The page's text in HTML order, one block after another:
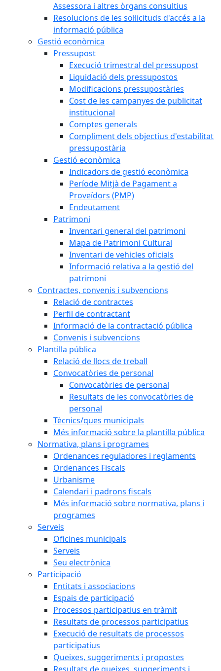
Assessora i altres òrgans consultius
Resolucions de les sol·licituds d'accés a la
informació pública
Gestió econòmica
Pressupost
Execució trimestral del pressupost
Liquidació dels pressupostos
Modificacions pressupostàries
Cost de les campanyes de publicitat
institucional
Comptes generals
Compliment dels objectius d'estabilitat
pressupostària
Gestió econòmica
Indicadors de gestió econòmica
Període Mitjà de Pagament a
Proveïdors (PMP)
Endeutament
Patrimoni
Inventari general del patrimoni
Mapa de Patrimoni Cultural
Inventari de vehicles oficials
Informació relativa a la gestió del
patrimoni
Contractes, convenis i subvencions
Relació de contractes
Perfil de contractant
Informació de la contractació pública
Convenis i subvencions
Plantilla pública
Relació de llocs de treball
Convocatòries de personal
Convocatòries de personal
Resultats de les convocatòries de
personal
Tècnics/ques municipals
Més informació sobre la plantilla pública
Normativa, plans i programes
Ordenances reguladores i reglaments
Ordenances Fiscals
Urbanisme
Calendari i padrons fiscals
Més informació sobre normativa, plans i
programes
Serveis
Oficines municipals
Serveis
Seu electrònica
Participació
Entitats i associacions
Espais de participació
Processos participatius en tràmit
Resultats de processos participatius
Execució de resultats de processos
participatius
Queixes, suggeriments i propostes